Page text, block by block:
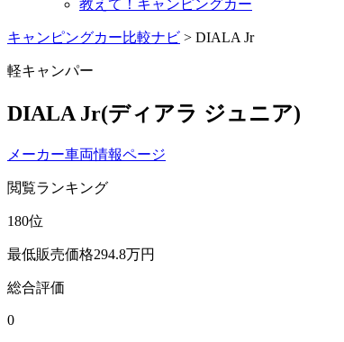
教えて！キャンピングカー
キャンピングカー比較ナビ > DIALA Jr
軽キャンパー
DIALA Jr(ディアラ ジュニア)
メーカー車両情報ページ
閲覧ランキング
180位
最低販売価格294.8万円
総合評価
0